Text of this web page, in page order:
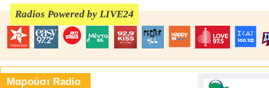
Radios Powered by LIVE24
Μαρούσι Radio